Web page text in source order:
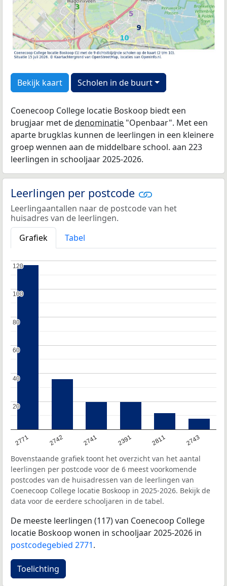
Bekijk kaart Scholen in de buurt
Coenecoop College locatie Boskoop biedt een
brugjaar met dedenominatie "Openbaar". Met een
aparte brugklas kunnen de leerlingen in een kleinere
groep wennen aan de middelbare school. aan 223
leerlingen in schooljaar 2025-2026.
Leerlingen per postcode
Leerlingaantallen naar de postcode van het
huisadres van de leerlingen.
Grafiek
Tabel
2771 2742 2741 2391 2811 2743
20
20
40
40
60
60
80
80
100
100
120
120
Bovenstaande grafiek toont het overzicht van het aantal
leerlingen per postcode voor de 6 meest voorkomende
postcodes van de huisadressen van de leerlingen van
Coenecoop College locatie Boskoop in 2025-2026. Bekijk de
data voor de eerdere schooljaren in de tabel.
De meeste leerlingen (117) van Coenecoop College
locatie Boskoop wonen in schooljaar 2025-2026 in
postcodegebied 2771.
Toelichting